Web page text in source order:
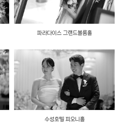
파라다이스 그랜드볼룸홀
수성호텔 피오니홀